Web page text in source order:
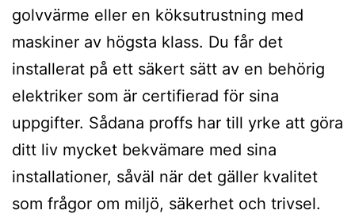
golvvärme eller en köksutrustning med
maskiner av högsta klass. Du får det
installerat på ett säkert sätt av en behörig
elektriker som är certifierad för sina
uppgifter. Sådana proffs har till yrke att göra
ditt liv mycket bekvämare med sina
installationer, såväl när det gäller kvalitet
som frågor om miljö, säkerhet och trivsel.